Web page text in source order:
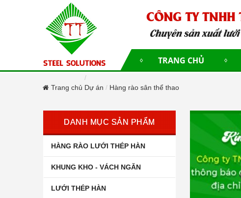
TRANG CHỦ
Trang chủ Dự án Hàng rào sân thể thao
DANH MỤC SẢN PHẨM
HÀNG RÀO LƯỚI THÉP HÀN
KHUNG KHO - VÁCH NGĂN
LƯỚI THÉP HÀN